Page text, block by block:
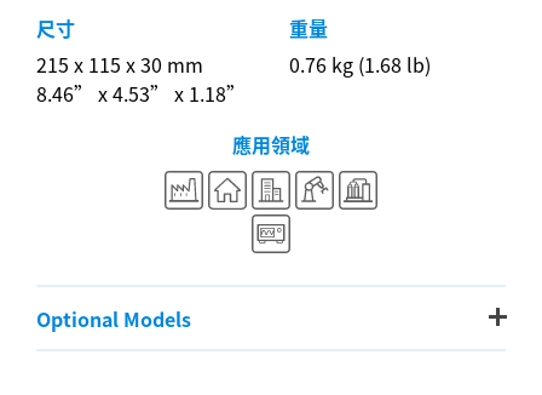
尺寸
215 x 115 x 30 mm
8.46” x 4.53” x 1.18”
重量
0.76 kg (1.68 lb)
應用領域
Optional Models